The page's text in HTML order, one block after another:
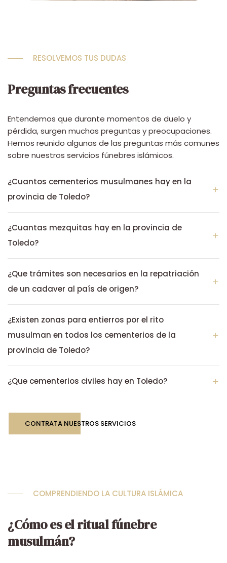
RESOLVEMOS TUS DUDAS
Preguntas frecuentes
Entendemos que durante momentos de duelo y
pérdida, surgen muchas preguntas y preocupaciones.
Hemos reunido algunas de las preguntas más comunes
sobre nuestros servicios fúnebres islámicos.
¿Cuantos cementerios musulmanes hay en la
provincia de Toledo?
¿Cuantas mezquitas hay en la provincia de
Toledo?
¿Que trámites son necesarios en la repatriación
de un cadaver al país de origen?
¿Existen zonas para entierros por el rito
musulman en todos los cementerios de la
provincia de Toledo?
¿Que cementerios civiles hay en Toledo?
CONTRATA NUESTROS SERVICIOS
COMPRENDIENDO LA CULTURA ISLÁMICA
¿Cómo es el ritual fúnebre
musulmán?